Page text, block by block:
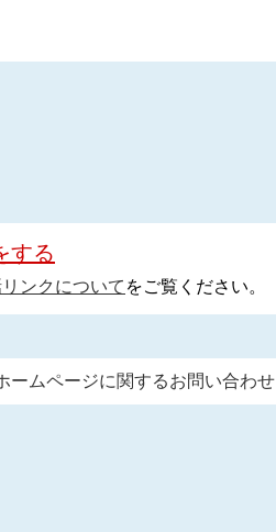
する
ンクについて をご覧ください。
ームページに関するお問い合わせ